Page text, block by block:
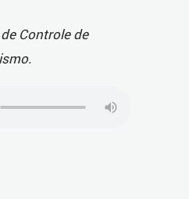
Controle de